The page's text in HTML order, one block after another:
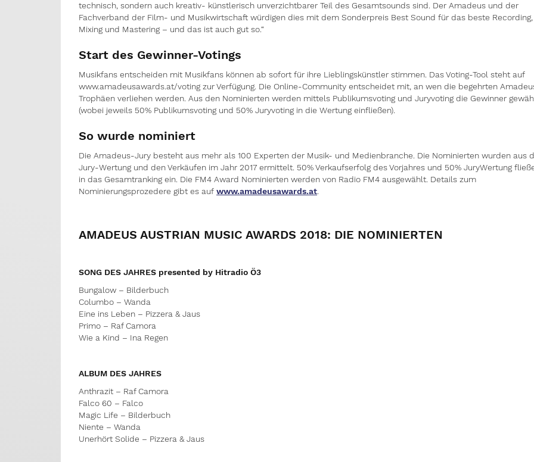
technisch, sondern auch kreativ- künstlerisch unverzichtbarer Teil des Gesamtsounds sind. Der Amadeus und der
Fachverband der Film- und Musikwirtschaft würdigen dies mit dem Sonderpreis Best Sound für das beste Recording,
Mixing und Mastering – und das ist auch gut so.“
Start des Gewinner-Votings
Musikfans entscheiden mit Musikfans können ab sofort für ihre Lieblingskünstler stimmen. Das Voting-Tool steht auf
www.amadeusawards.at/voting zur Verfügung. Die Online-Community entscheidet mit, an wen die begehrten
Trophäen verliehen werden. Aus den Nominierten werden mittels Publikumsvoting und Juryvoting die Gewinner
(wobei jeweils 50% Publikumsvoting und 50% Juryvoting in die Wertung einfließen).
So wurde nominiert
Die Amadeus-Jury besteht aus mehr als 100 Experten der Musik- und Medienbranche. Die Nominierten wurden aus
Jury-Wertung und den Verkäufen im Jahr 2017 ermittelt. 50% Verkaufserfolg des Vorjahres und 50% JuryWertung
in das Gesamtranking ein. Die FM4 Award Nominierten werden von Radio FM4 ausgewählt. Details zum
Nominierungsprozedere gibt es auf www.amadeusawards.at.
AMADEUS AUSTRIAN MUSIC AWARDS 2018: DIE NOMINIERTEN
SONG DES JAHRES presented by Hitradio Ö3
Bungalow – Bilderbuch
Columbo – Wanda
Eine ins Leben – Pizzera & Jaus
Primo – Raf Camora
Wie a Kind – Ina Regen
ALBUM DES JAHRES
Anthrazit – Raf Camora
Falco 60 – Falco
Magic Life – Bilderbuch
Niente – Wanda
Unerhört Solide – Pizzera & Jaus